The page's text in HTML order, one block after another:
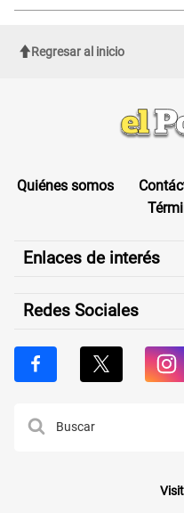
nuevas reglas
Regresar al inicio
Quiénes somos
Enlaces de interés
Redes Sociales